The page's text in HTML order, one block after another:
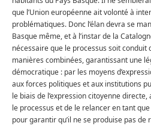
que l’Union européenne ait volonté à
problématiques. Donc l’élan devra se
Basque même, et à l’instar de la
nécessaire que le processus soit conduit
manières combinées, garantissant une
démocratique : par les moyens
aux forces politiques et aux institutions
le biais de l’expression citoyenne
le processus et de le relancer en tant
pour garantir qu’il ne se produise pas de